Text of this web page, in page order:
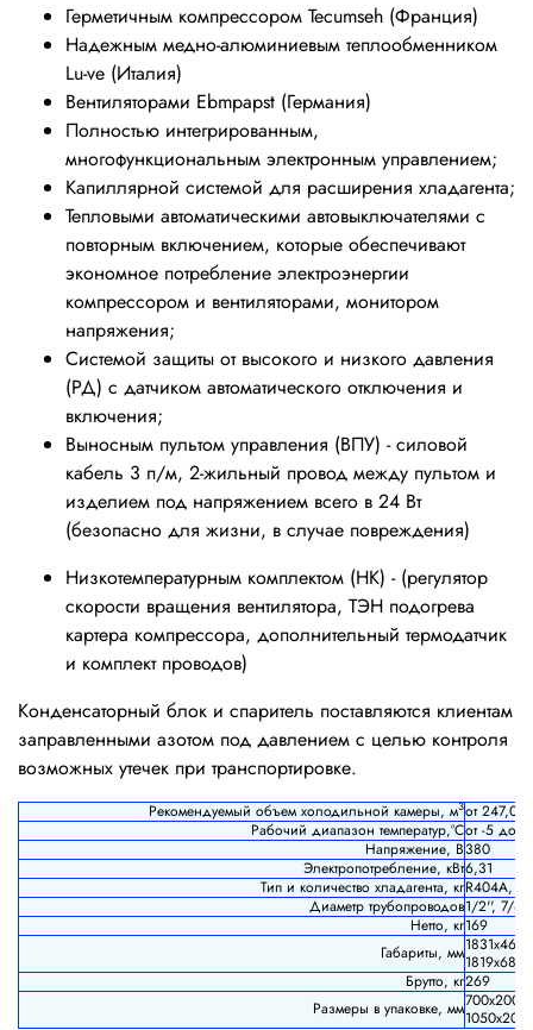
Герметичным компрессором Tecumseh (Франция)
Надежным медно-алюминиевым теплообменником
Lu-ve (Италия)
Вентиляторами Ebmpapst (Германия)
Полностью интегрированным,
многофункциональным электронным управлением;
Капиллярной системой для расширения хладагента;
Тепловыми автоматическими автовыключателями с
повторным включением, которые обеспечивают
экономное потребление электроэнергии
компрессором и вентиляторами, монитором
напряжения;
Системой защиты от высокого и низкого давления
(РД) с датчиком автоматического отключения и
включения;
Выносным пультом управления (ВПУ) - силовой
кабель 3 п/м, 2-жильный провод между пультом и
изделием под напряжением всего в 24 Вт
(безопасно для жизни, в случае повреждения)
Низкотемпературным комплектом (НК) - (регулятор
скорости вращения вентилятора, ТЭН подогрева
картера компрессора, дополнительный термодатчик
и комплект проводов)
Конденсаторный блок и спаритель поставляются клиентам
заправленными азотом под давлением с целью контроля
возможных утечек при транспортировке.
Рекомендуемый объем холодильной камеры, м3от 247,0
Рабочий диапазон температур,°Сот -5 до
Напряжение, В380
Электропотребление, кВт6,31
Тип и количество хладагента, кгR404A,
Диаметр трубопроводов1/2'', 7/8''
Нетто, кг169
Габариты, мм
Брутто, кг269
Размеры в упаковке, мм